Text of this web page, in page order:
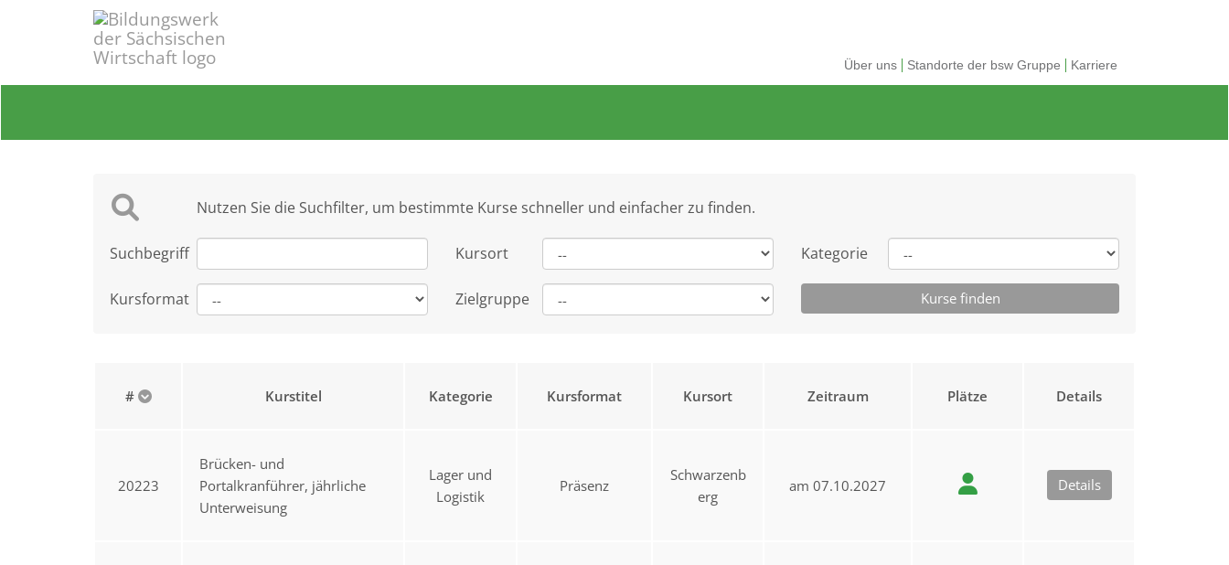
Über uns Standorte der bsw Gruppe Karriere
Nutzen Sie die Suchfilter, um bestimmte Kurse schneller und einfacher zu finden.
Suchbegriff Kursort Kategorie
Kursformat Zielgruppe
# Kurstitel Kategorie Kursformat Kursort Zeitraum Plätze Details
20223
Brücken- und
Portalkranführer, jährliche
Unterweisung
Lager und
Logistik
Präsenz
Schwarzenb
erg
am 07.10.2027 Details